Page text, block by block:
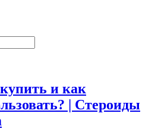
и как
| Стероиды